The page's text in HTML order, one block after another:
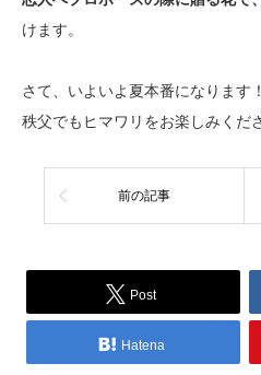
けます。
さて、いよいよ夏本番になります！
秩父でもヒマワリをお楽しみくだ
前の記事
Post
Hatena